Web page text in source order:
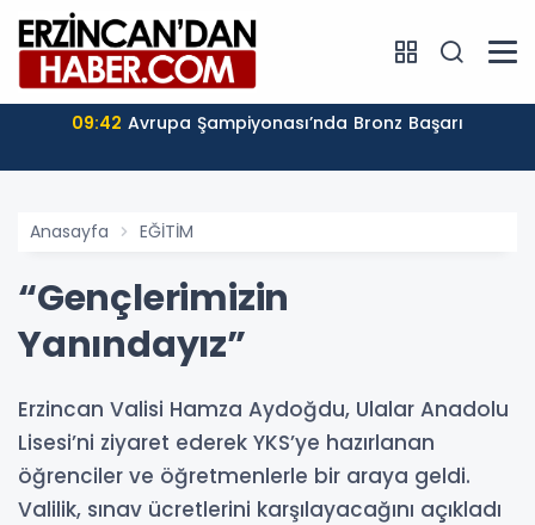
09:42 Avrupa Şampiyonası’nda Bronz Başarı
Anasayfa EĞİTİM
“Gençlerimizin
Yanındayız”
Erzincan Valisi Hamza Aydoğdu, Ulalar Anadolu
Lisesi’ni ziyaret ederek YKS’ye hazırlanan
öğrenciler ve öğretmenlerle bir araya geldi.
Valilik, sınav ücretlerini karşılayacağını açıkladı